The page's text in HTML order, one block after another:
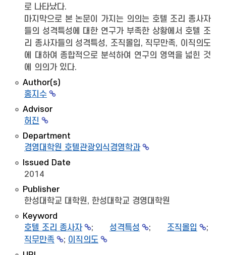
로 나타났다.
마지막으로 본 논문이 가지는 의의는 호텔 조리 종사자
들의 성격특성에 대한 연구가 부족한 상황에서 호텔 조
리 종사자들의 성격특성, 조직몰입, 직무만족, 이직의도
에 대하여 종합적으로 분석하여 연구의 영역을 넓힌 것
에 의의가 있다.
Author(s)
홍지수
Advisor
허진
Department
경영대학원 호텔관광외식경영학과
Issued Date
2014
Publisher
한성대학교 대학원, 한성대학교 경영대학원
Keyword
호텔 조리 종사자
; 성격특성 ; 조직몰입
;
직무만족
; 이직의도